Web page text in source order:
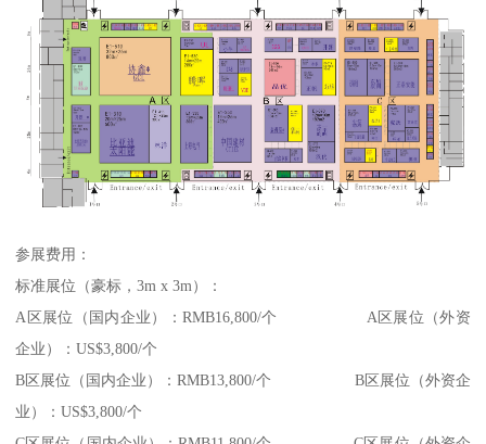
参展费用：
标准展位（豪标，3m x 3m）：
A区展位（国内企业）：RMB16,800/个 A区展位（外资
企业）：US$3,800/个
B区展位（国内企业）：RMB13,800/个 B区展位（外资企
业）：US$3,800/个